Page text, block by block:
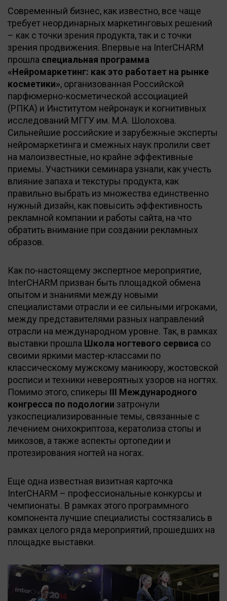
Современный бизнес, как известно, все чаще
требует неординарных маркетинговых решений
– как с точки зрения продукта, так и с точки
зрения продвижения. Впервые на InterCHARM
прошла специальная программа
«Нейромаркетинг: как это работает на рынке
косметики», организованная Российской
парфюмерно-косметической ассоциацией
(РПКА) и Институтом нейронаук и когнитивных
исследований МГГУ им. М.А. Шолохова.
Сильнейшие российские и зарубежные эксперты
нейромаркетинга и смежных наук пролили свет
на малоизвестные, но крайне эффективные
приемы. Участники семинара узнали, как учесть
влияние запаха и текстуры продукта, как
правильно выбрать из множества единственно
нужный дизайн, как повысить эффективность
рекламной компании и работы сайта, на что
обратить внимание при создании рекламных
образов.
Как по-настоящему экспертное мероприятие,
InterCHARM призван быть площадкой обмена
опытом и знаниями между новыми
специалистами отрасли и ее сильными игроками,
между представителями разных направлений
отрасли на международном уровне. Так, в рамках
выставки прошла Школа ногтевого сервиса со
своими яркими мастер-классами по
классическому мужскому маникюру, жостовской
росписи и техники невероятных узоров на ногтях.
Помимо этого, спикеры III Международного
конгресса по подологии затронули
узкоспециализированные темы, связанные с
лечением онихокриптоза, кератолиза стопы и
микозов, а также аспекты ортопедии и
протезирования ногтей на ногах.
Еще одна известная визитная карточка
InterCHARM – профессиональные конкурсы и
чемпионаты. В рамках этого программного
компонента лучшие специалисты состязались в
рамках целого ряда мероприятий, прошедших на
площадке выставки.